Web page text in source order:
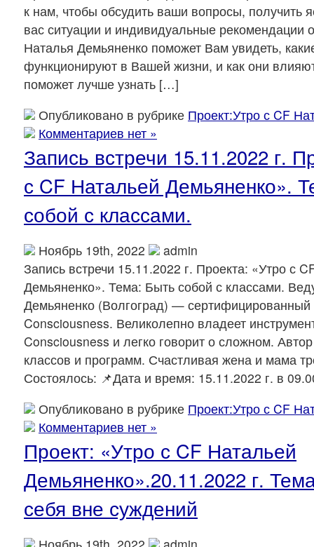
к нам, чтобы обсудить ваши вопросы, получить
вас ситуации и индивидуальные рекомендации
Наталья Демьяненко поможет Вам увидеть,
функционируют в Вашей жизни, и как они
поможет лучше узнать […]
Опубликовано в рубрике Проект:Утро с CF
Комментариев нет »
Запись встречи 15.11.2022 г.
с CF Натальей Демьяненко».
собой с классами.
Ноябрь 19th, 2022
admin
Запись встречи 15.11.2022 г. Проекта: «Утро с
Демьяненко». Тема: Быть собой с классами.
Демьяненко (Волгоград) —
Consciousness. Великолепно владеет
Consciousness и легко говорит о сложном.
классов и программ. Счастливая жена и мама
Состоялось: 📌Дата и время: 15.11.2022 г. в
Опубликовано в рубрике Проект:Утро с CF
Комментариев нет »
Проект: «Утро с CF Натальей
Демьяненко».20.11.2022 г.
себя вне суждений